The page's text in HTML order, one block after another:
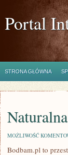
Portal
STRONA GŁÓWNA
MOŻLIWOŚĆ
Bodbam.pl to